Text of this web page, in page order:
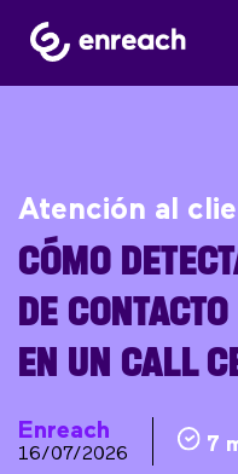
Atención al
CÓMO
DE
EN UN CALL
Enreach
16/07/2026 7